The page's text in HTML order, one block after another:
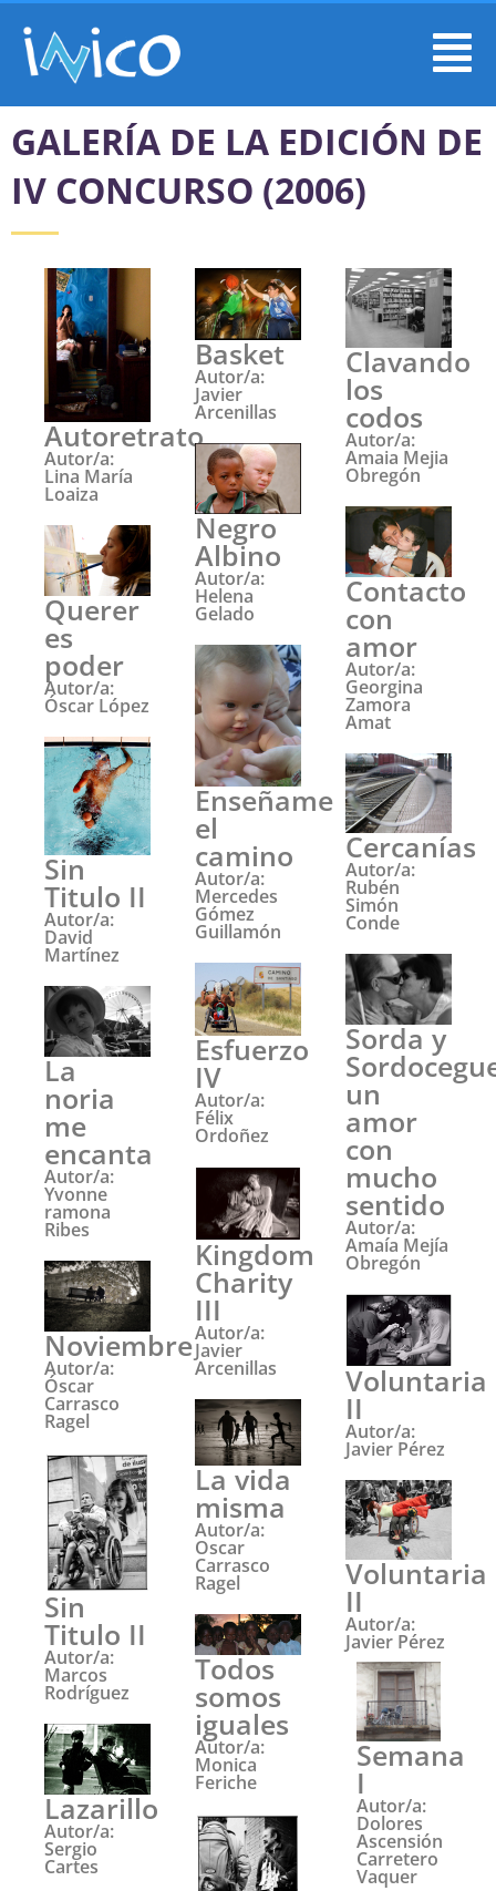
GALERÍA DE LA EDICIÓN DE
IV CONCURSO (2006)
Autoretrato
Autor/a:
Lina María
Loaiza
Querer
es
poder
Autor/a:
Óscar López
Sin
Titulo II
Autor/a:
David
Martínez
La
noria
me
encanta
Autor/a:
Yvonne
ramona
Ribes
Noviembre
Autor/a:
Óscar
Carrasco
Ragel
Sin
Titulo II
Autor/a:
Marcos
Rodríguez
Lazarillo
Autor/a:
Sergio
Cartes
Basket
Autor/a:
Javier
Arcenillas
Negro
Albino
Autor/a:
Helena
Gelado
Enseñame
el
camino
Autor/a:
Mercedes
Gómez
Guillamón
Esfuerzo
IV
Autor/a:
Félix
Ordoñez
Kingdom
Charity
III
Autor/a:
Javier
Arcenillas
La vida
misma
Autor/a:
Oscar
Carrasco
Ragel
Todos
somos
iguales
Autor/a:
Monica
Feriche
Clavando
los
codos
Autor/a:
Amaia Mejia
Obregón
Contacto
con
amor
Autor/a:
Georgina
Zamora
Amat
Cercanías
Autor/a:
Rubén
Simón
Conde
Sorda y
un
amor
con
mucho
sentido
Autor/a:
Amaía Mejía
Obregón
Voluntaria
II
Autor/a:
Javier Pérez
Voluntaria
II
Autor/a:
Javier Pérez
Semana
I
Autor/a:
Dolores
Ascensión
Carretero
Vaquer